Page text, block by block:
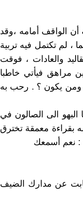
أن الواقف أمامه ،وقد
، لم تكتمل فيه تربية
والعادات ، فوقت
مراهق فيأتي خاطبا
ومن يكون ؟ . رحب به
الى الصالون في
بقراءة معمقة تخترق
: نعم أسمعك
عن مدارك الضيف